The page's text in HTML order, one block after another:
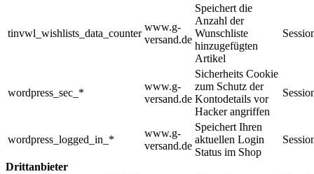
tinvwl_wishlists_data_counter
www.g-
versand.de
Speichert die
Anzahl der
Wunschliste
hinzugefügten
Artikel
wordpress_sec_*
www.g-
versand.de
Sicherheits Cookie
zum Schutz der
Kontodetails vor
Hacker angriffen
wordpress_logged_in_*
www.g-
versand.de
Speichert Ihren
aktuellen Login
Status im Shop
Drittanbieter